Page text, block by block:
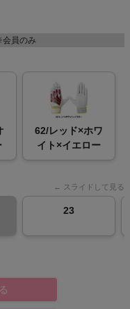
員のみ
62/レッド×ホワ
イト×イエロー
23